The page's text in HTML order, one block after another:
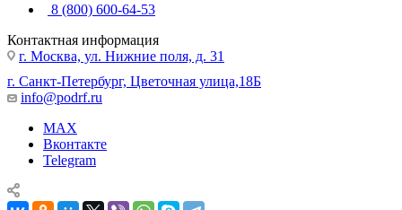
8 (800) 600-64-53
Контактная информация
г. Москва, ул. Нижние поля, д. 31
г. Санкт-Петербург, Цветочная улица,18Б
info@podrf.ru
MAX
Вконтакте
Telegram